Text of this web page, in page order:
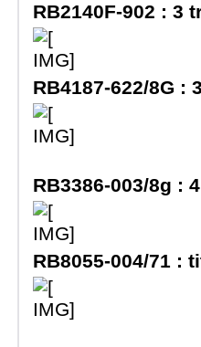
RB2140F-902 : 3
RB4187-622/8G :
RB3386-003/8g :
RB8055-004/71 :